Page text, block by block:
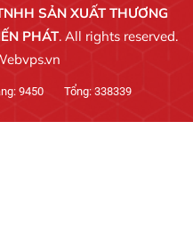
SẢN XUẤT THƯƠNG
PHÁT. All rights reserved.
9450 Tổng: 338339